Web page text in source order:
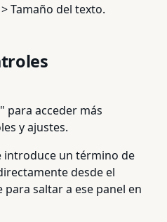
Tamaño del texto.
para acceder más
y ajustes.
introduce un término de
desde el
saltar a ese panel en